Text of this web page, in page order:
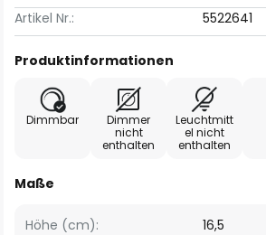
Artikel Nr.:
5522641
Produktinformationen
Dimmbar
Dimmer
nicht
enthalten
Leuchtmitt
el nicht
enthalten
Maße
Höhe (cm): 16,5